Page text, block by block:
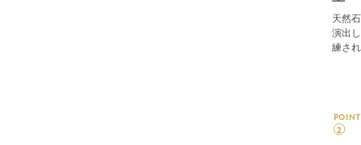
天然
演出
練さ
POINT
2